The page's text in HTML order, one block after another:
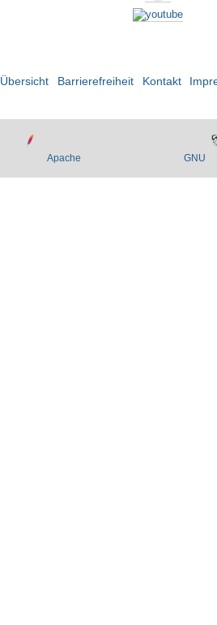
Übersicht Barrierefreiheit Kontakt
Apache GNU